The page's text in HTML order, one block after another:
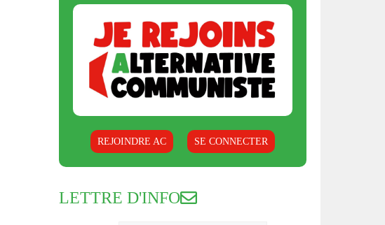
REJOINDRE AC SE CONNECTER
LETTRE D'INFO